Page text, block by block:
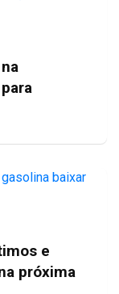
e
próxima